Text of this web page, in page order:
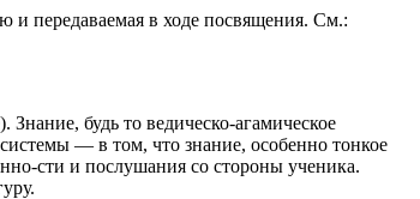
и передаваемая в ходе посвящения. См.:
будь то ведическо-агамическое
— в том, что знание, особенно тонкое
сти и послушания со стороны ученика.